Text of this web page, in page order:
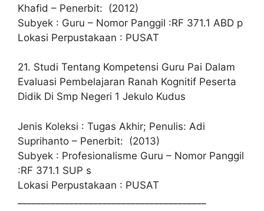
Khafid – Penerbit: (2012)
Subyek : Guru – Nomor Panggil :RF 371.1 ABD p
Lokasi Perpustakaan : PUSAT
21. Studi Tentang Kompetensi Guru Pai Dalam
Evaluasi Pembelajaran Ranah Kognitif Peserta
Didik Di Smp Negeri 1 Jekulo Kudus
Jenis Koleksi : Tugas Akhir; Penulis: Adi
Suprihanto – Penerbit: (2013)
Subyek : Profesionalisme Guru – Nomor Panggil
:RF 371.1 SUP s
Lokasi Perpustakaan : PUSAT